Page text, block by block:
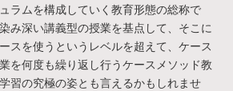
ラムを構成していく教育形態の総称で
み深い講義型の授業を基点して、そこに
スを使うというレベルを超えて、ケース
を何度も繰り返し行うケースメソッド教
習の究極の姿とも言えるかもしれませ